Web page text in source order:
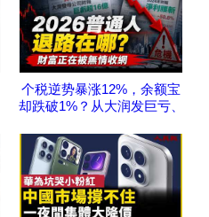
个税逆势暴涨12%，余额宝
却跌破1%？从大润发巨亏、